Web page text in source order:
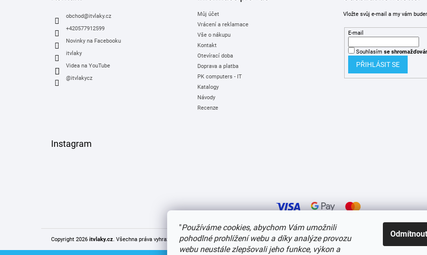
"Používáme cookies, abychom Vám umožnili
pohodlné prohlížení webu a díky analýze provozu
webu neustále zlepšovali jeho funkce, výkon a
Odmítnout
obchod@itvlaky.cz
+420577912599
Novinky na Facebooku
itvlaky
Videa na YouTube
@itvlakycz
Můj účet
Vrácení a reklamace
Vše o nákupu
Kontakt
Otevírací doba
Doprava a platba
PK computers - IT
Katalogy
Návody
Recenze
Vložte svůj e-mail a my vám
E-mail
Souhlasím se
PŘIHLÁSIT SE
Instagram
Copyright 2026 itvlaky.cz . Všechna práva vyhrazena.Upravit nastavení cookies